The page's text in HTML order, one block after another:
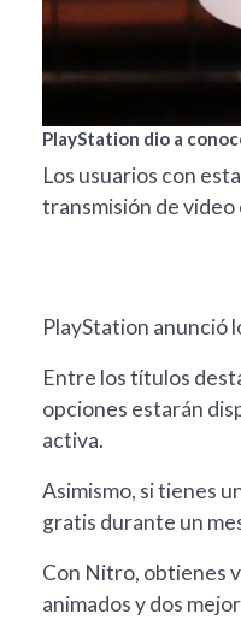
PlayStation dio a
Los usuarios con
transmisión de video
PlayStation anunció
Entre los títulos
opciones estarán
activa.
Asimismo, si tienes
gratis durante un
Con Nitro, obtienes
animados y dos